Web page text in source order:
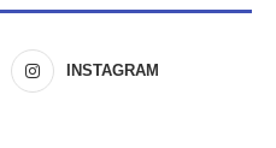
INSTAGRAM